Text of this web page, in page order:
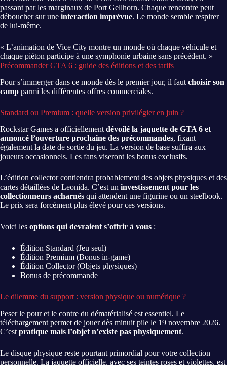
passant par les marginaux de Port Gellhorn. Chaque rencontre peut
déboucher sur une interaction imprévue. Le monde semble respirer
de lui-même.
« L’animation de Vice City montre un monde où chaque véhicule et
chaque piéton participe à une symphonie urbaine sans précédent. »
Précommander GTA 6 : guide des éditions et des tarifs
Pour s’immerger dans ce monde dès le premier jour, il faut choisir son
camp parmi les différentes offres commerciales.
Standard ou Premium : quelle version privilégier en juin ?
Rockstar Games a officiellement dévoilé la jaquette de GTA 6 et
annoncé l’ouverture prochaine des précommandes, fixant
également la date de sortie du jeu. La version de base suffira aux
joueurs occasionnels. Les fans viseront les bonus exclusifs.
L’édition collector contiendra probablement des objets physiques et des
cartes détaillées de Leonida. C’est un investissement pour les
collectionneurs acharnés qui attendent une figurine ou un steelbook.
Le prix sera forcément plus élevé pour ces versions.
Voici les options qui devraient s’offrir à vous :
Édition Standard (Jeu seul)
Édition Premium (Bonus in-game)
Édition Collector (Objets physiques)
Bonus de précommande
Le dilemme du support : version physique ou numérique ?
Peser le pour et le contre du dématérialisé est essentiel. Le
téléchargement permet de jouer dès minuit pile le 19 novembre 2026.
C’est pratique mais l’objet n’existe pas physiquement.
Le disque physique reste pourtant primordial pour votre collection
personnelle. La jaquette officielle, avec ses teintes roses et violettes, est